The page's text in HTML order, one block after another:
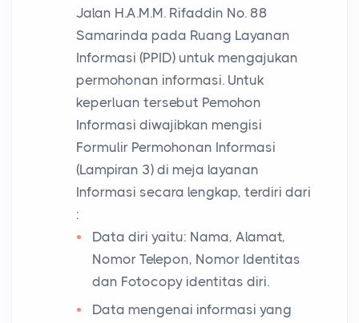
Jalan H.A.M.M. Rifaddin No. 88
Samarinda pada Ruang Layanan
Informasi (PPID) untuk mengajukan
permohonan informasi. Untuk
keperluan tersebut Pemohon
Informasi diwajibkan mengisi
Formulir Permohonan Informasi
(Lampiran 3) di meja layanan
Informasi secara lengkap, terdiri dari
:
Data diri yaitu: Nama, Alamat,
Nomor Telepon, Nomor Identitas
dan Fotocopy identitas diri.
Data mengenai informasi yang